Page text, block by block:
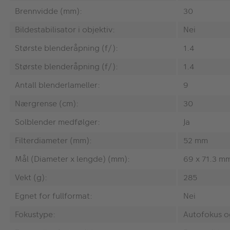
Brennvidde (mm):
30
Bildestabilisator i objektiv:
Nei
Største blenderåpning (f/):
1.4
Største blenderåpning (f/):
1.4
Antall blenderlameller:
9
Nærgrense (cm):
30
Solblender medfølger:
Ja
Filterdiameter (mm):
52 mm
Mål (Diameter x lengde) (mm):
69 x 71.3
Vekt (g):
285
Egnet for fullformat:
Nei
Fokustype:
Autofokus